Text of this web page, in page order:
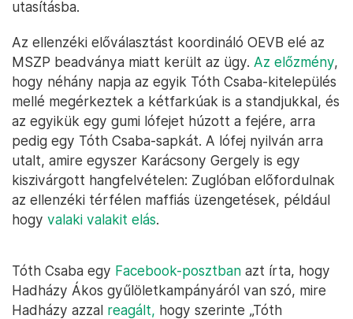
utasításba.
Az ellenzéki előválasztást koordináló OEVB elé az
MSZP beadványa miatt került az ügy. Az előzmény,
hogy néhány napja az egyik Tóth Csaba-kitelepülés
mellé megérkeztek a kétfarkúak is a standjukkal, és
az egyikük egy gumi lófejet húzott a fejére, arra
pedig egy Tóth Csaba-sapkát. A lófej nyilván arra
utalt, amire egyszer Karácsony Gergely is egy
kiszivárgott hangfelvételen: Zuglóban előfordulnak
az ellenzéki térfélen maffiás üzengetések, például
hogy valaki valakit elás.
Tóth Csaba egy Facebook-posztban azt írta, hogy
Hadházy Ákos gyűlöletkampányáról van szó, mire
Hadházy azzal reagált, hogy szerinte „Tóth